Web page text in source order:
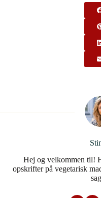
Hej og velkommen til!
opskrifter på vegetarisk